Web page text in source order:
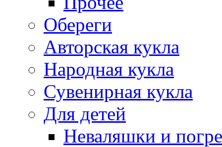
Обереги
Авторская кукла
Народная кукла
Сувенирная кукла
Для детей
Неваляшки и